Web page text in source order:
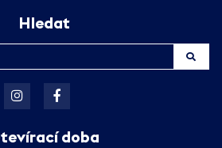
Hledat
doba